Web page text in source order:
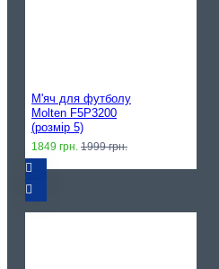
М'яч для футболу
Molten F5P3200
(розмір 5)
1849 грн. 1999 грн.